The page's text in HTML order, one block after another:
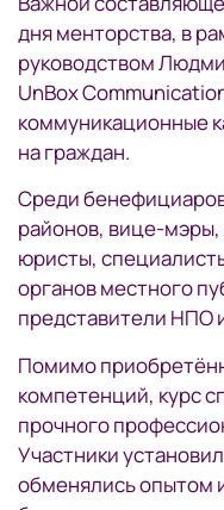
дня менторства, в
руководством
UnBox
коммуникационные
на граждан.
Среди
районов, вице-мэры,
юристы,
органов местного
представители НПО
Помимо
компетенций, курс
прочного
Участники
обменялись опытом